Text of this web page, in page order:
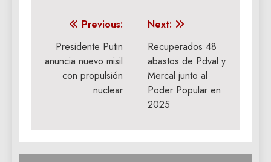
Navegación
de
entradas
Previous:
Presidente Putin
anuncia nuevo misil
con propulsión
nuclear
Next:
Recuperados 48
abastos de Pdval y
Mercal junto al
Poder Popular en
2025